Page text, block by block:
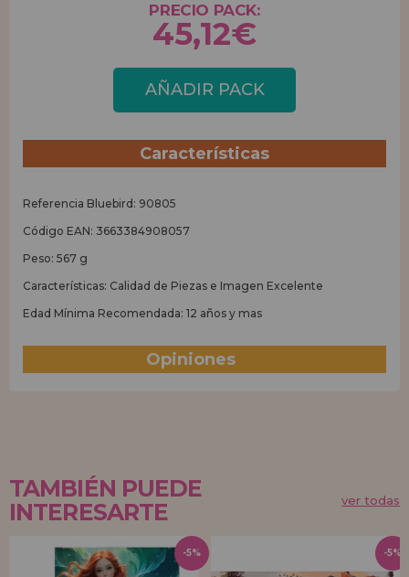
PRECIO PACK:
45,12€
AÑADIR PACK
Características
Referencia Bluebird: 90805
Código EAN: 3663384908057
Peso: 567 g
Características: Calidad de Piezas e Imagen Excelente
Edad Mínima Recomendada: 12 años y mas
Opiniones
TAMBIÉN PUEDE
INTERESARTE
ver todas
-5% -5%